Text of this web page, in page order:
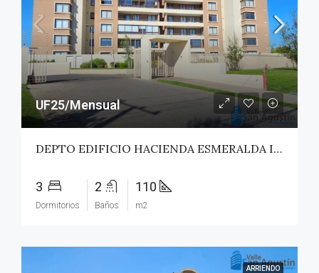
UF25/Mensual
DEPTO EDIFICIO HACIENDA ESMERALDA II – TALCA
3
Dormitorios
2
Baños
110
m2
ARRIENDO